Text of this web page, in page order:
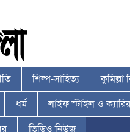
শিল্প-সাহিত্য কুমিল্লা
ধর্ম লাইফ স্টাইল ও
ভিডিও নিউজ